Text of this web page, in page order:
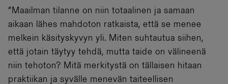
”Maailman tilanne on niin totaalinen ja samaan
aikaan lähes mahdoton ratkaista, että se menee
melkein käsityskyvyn yli. Miten suhtautua siihen,
että jotain täytyy tehdä, mutta taide on välineenä
niin tehoton? Mitä merkitystä on tällaisen hitaan
praktiikan ja syvälle menevän taiteellisen